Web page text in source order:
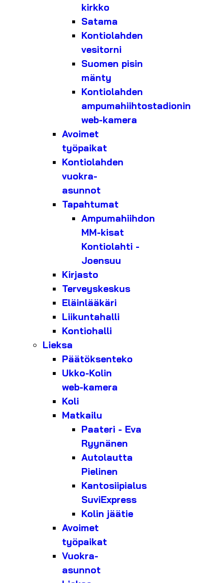
kirkko
Satama
Kontiolahden
vesitorni
Suomen pisin
mänty
Kontiolahden
ampumahiihtostadionin
web-kamera
Avoimet
työpaikat
Kontiolahden
vuokra-
asunnot
Tapahtumat
Ampumahiihdon
MM-kisat
Kontiolahti -
Joensuu
Kirjasto
Terveyskeskus
Eläinlääkäri
Liikuntahalli
Kontiohalli
Lieksa
Päätöksenteko
Ukko-Kolin
web-kamera
Koli
Matkailu
Paateri - Eva
Ryynänen
Autolautta
Pielinen
Kantosiipialus
SuviExpress
Kolin jäätie
Avoimet
työpaikat
Vuokra-
asunnot